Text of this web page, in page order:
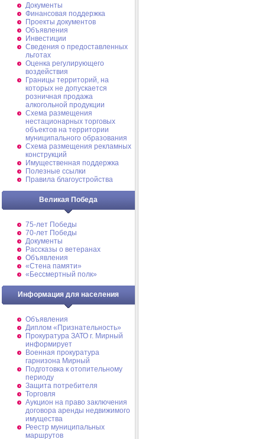
Документы
Финансовая поддержка
Проекты документов
Объявления
Инвестиции
Сведения о предоставленных
льготах
Оценка регулирующего
воздействия
Границы территорий, на
которых не допускается
розничная продажа
алкогольной продукции
Схема размещения
нестационарных торговых
объектов на территории
муниципального образования
Схема размещения рекламных
конструкций
Имущественная поддержка
Полезные ссылки
Правила благоустройства
Великая Победа
75-лет Победы
70-лет Победы
Документы
Рассказы о ветеранах
Объявления
«Стена памяти»
«Бессмертный полк»
Информация для населения
Объявления
Диплом «Признательность»
Прокуратура ЗАТО г. Мирный
информирует
Военная прокуратура
гарнизона Мирный
Подготовка к отопительному
периоду
Защита потребителя
Торговля
Аукцион на право заключения
договора аренды недвижимого
имущества
Реестр муниципальных
маршрутов